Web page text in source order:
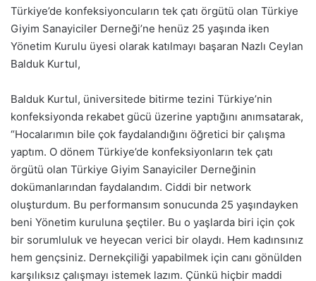
Türkiye’de konfeksiyoncuların tek çatı örgütü olan Türkiye
Giyim Sanayiciler Derneği’ne henüz 25 yaşında iken
Yönetim Kurulu üyesi olarak katılmayı başaran Nazlı Ceylan
Balduk Kurtul,
Balduk Kurtul, üniversitede bitirme tezini Türkiye’nin
konfeksiyonda rekabet gücü üzerine yaptığını anımsatarak,
“Hocalarımın bile çok faydalandığını öğretici bir çalışma
yaptım. O dönem Türkiye’de konfeksiyonların tek çatı
örgütü olan Türkiye Giyim Sanayiciler Derneğinin
dokümanlarından faydalandım. Ciddi bir network
oluşturdum. Bu performansım sonucunda 25 yaşındayken
beni Yönetim kuruluna şeçtiler. Bu o yaşlarda biri için çok
bir sorumluluk ve heyecan verici bir olaydı. Hem kadınsınız
hem gençsiniz. Dernekçiliği yapabilmek için canı gönülden
karşılıksız çalışmayı istemek lazım. Çünkü hiçbir maddi